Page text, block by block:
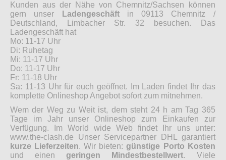
Kunden aus der Nähe von Chemnitz/Sachsen können
gern unser
Ladengeschäftin 09113 Chemnitz /
Deutschland, Limbacher Str. 32 besuchen. Das
Ladengeschäft hat
Mo: 11-17 Uhr
Di: Ruhetag
Mi: 11-17 Uhr
Do: 11-17 Uhr
Fr: 11-18 Uhr
Sa: 11-13 Uhr für euch geöffnet. Im Laden findet Ihr das
komplette Onlineshop Angebot sofort zum mitnehmen.
Wem der Weg zu Weit ist, dem steht 24 h am Tag 365
Tage im Jahr unser Onlineshop zum Einkaufen zur
Verfügung. Im World wide Web findet Ihr uns unter:
www.the-clash.de Unser Servicepartner DHL garantiert
kurze Lieferzeiten. Wir bieten:günstige Porto Kosten
und einengeringen Mindestbestellwert. Viele